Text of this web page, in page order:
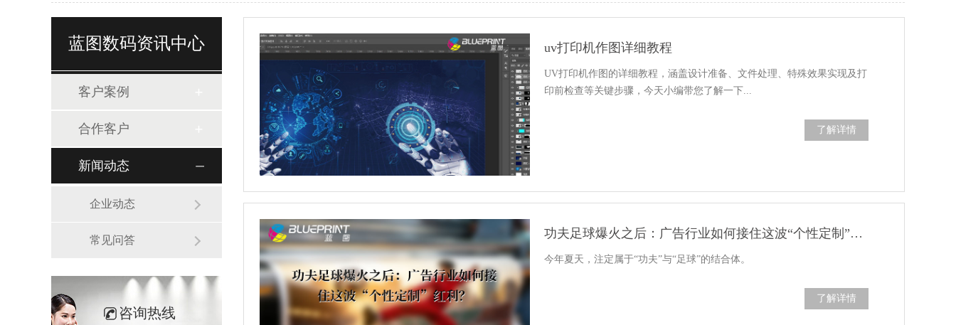
蓝图数码资讯中心
客户案例
合作客户
新闻动态
企业动态
常见问答
咨询热线
uv打印机作图详细教程
UV打印机作图的详细教程，涵盖设计准备、文件处理、特殊效果实现及打
印前检查等关键步骤，今天小编带您了解一下...
了解详情
功夫足球爆火之后：广告行业如何接住这波“个性定制”红利？
今年夏天，注定属于“功夫”与“足球”的结合体。
了解详情